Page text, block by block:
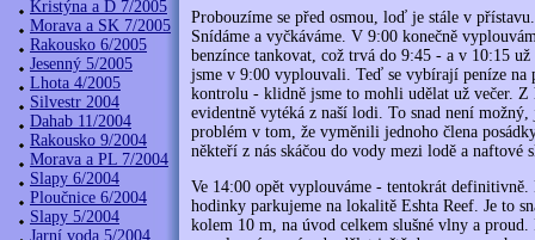
Kristýna a D 7/2005
Morava a SK 7/2005
Rakousko 6/2005
Jesenný 5/2005
Lhota 4/2005
Silvestr 2004
Dahab 11/2004
Rakousko 9/2004
Morava a PL 7/2004
Slapy 6/2004
Ploučnice 6/2004
Slapy 5/2004
Jarní voda 5/2004
Probouzíme se před osmou, loď je stále v
Snídáme a vyčkáváme. V 9:00 konečně
benzínce tankovat, což trvá do 9:45 - a v 10:15
jsme v 9:00 vyplouvali. Teď se vybírají peníze na
kontrolu - klidně jsme to mohli udělat už večer.
evidentně vytéká z naší lodi. To snad není
problém v tom, že vyměnili jednoho člena
někteří z nás skáčou do vody mezi lodě a naftové
Ve 14:00 opět vyplouváme - tentokrát
hodinky parkujeme na lokalitě Eshta Reef. Je to
kolem 10 m, na úvod celkem slušné vlny a